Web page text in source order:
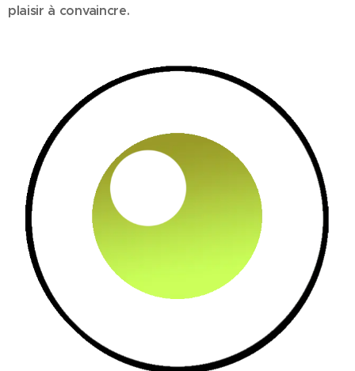
plaisir à convaincre.